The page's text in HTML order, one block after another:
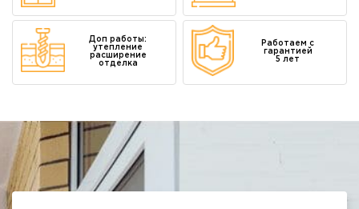
Доп работы:
утепление
расширение
отделка
Работаем с
гарантией
5 лет